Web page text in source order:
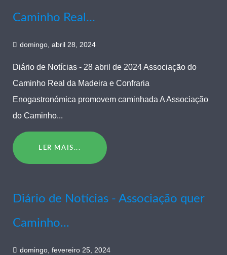
Caminho Real...
domingo, abril 28, 2024
Diário de Notícias - 28 abril de 2024 Associação do
Caminho Real da Madeira e Confraria
Enogastronómica promovem caminhada A Associação
do Caminho...
LER MAIS...
Diário de Notícias - Associação quer
Caminho...
domingo, fevereiro 25, 2024